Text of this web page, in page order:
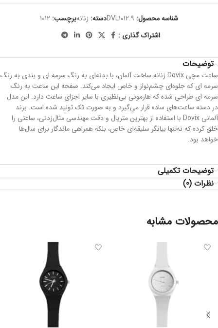
شناسه محصول: DVL1012.9دسته: زنانهبرچسب: 1012
اشتراک گذاری :
توضیحات
ساعت مچی Dovix زنانه ساخت آلمان، با بدنه‌ای به رنگ سرمه ای و بندی به رنگ
سرمه ای که جلوه‌ای چشم‌نواز و خاص ایجاد می‌کند. صفحه این ساعت به رنگ
سرمه ای طراحی شده که هارمونی بی‌نظیری با سایر اجزای ساعت دارد. این مدل
در دسته ساعت‌های ساده قرار می‌گیرد و به صورت تک تولید شده است. برند
آلمانی Dovix با استفاده از بهترین متریال و دقت مهندسی مثال‌زدنی، ساعتی را
خلق کرده که نه‌تنها بیانگر سلیقه‌ای خاص، بلکه همراهی ماندگار برای سال‌ها
خواهد بود.
توضیحات تکمیلی
نظرات (0)
محصولات مشابه